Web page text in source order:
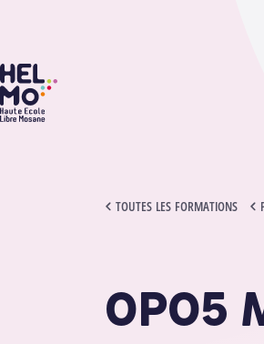
HELMo
TOUTES LES FORMATIONS
0P05 MATHEMATIQUES - PASS
0P05